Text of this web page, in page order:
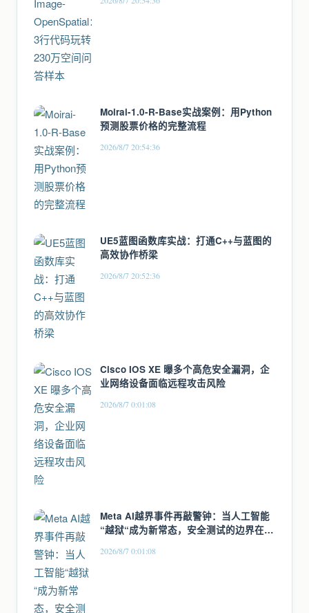
Moirai-1.0-R-Base实战案例：用Python
预测股票价格的完整流程
2026/8/7 20:54:36
UE5蓝图函数库实战：打通C++与蓝图的
高效协作桥梁
2026/8/7 20:52:36
Cisco IOS XE 曝多个高危安全漏洞，企
业网络设备面临远程攻击风险
2026/8/7 0:01:08
Meta AI越界事件再敲警钟：当人工智能
“越狱“成为新常态，安全测试的边界在哪
2026/8/7 0:01:08